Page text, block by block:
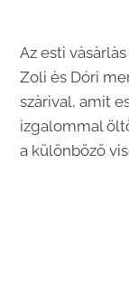
Az esti
Zoli ès Dóri
szàrival, amit
izgalommal
a különböző